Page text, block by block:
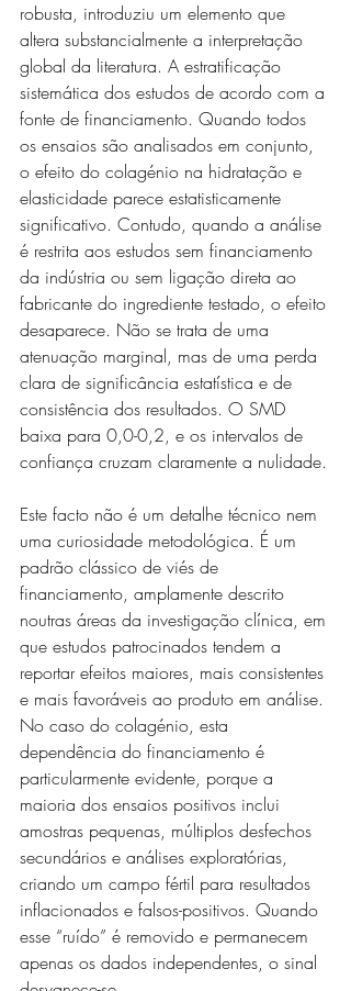
robusta, introduziu um elemento que
altera substancialmente a interpretação
global da literatura. A estratificação
sistemática dos estudos de acordo com a
fonte de financiamento. Quando todos
os ensaios são analisados em conjunto,
o efeito do colagénio na hidratação e
elasticidade parece estatisticamente
significativo. Contudo, quando a análise
é restrita aos estudos sem financiamento
da indústria ou sem ligação direta ao
fabricante do ingrediente testado, o efeito
desaparece. Não se trata de uma
atenuação marginal, mas de uma perda
clara de significância estatística e de
consistência dos resultados. O SMD
baixa para 0,0-0,2, e os intervalos de
confiança cruzam claramente a nulidade.
Este facto não é um detalhe técnico nem
uma curiosidade metodológica. É um
padrão clássico de viés de
financiamento, amplamente descrito
noutras áreas da investigação clínica, em
que estudos patrocinados tendem a
reportar efeitos maiores, mais consistentes
e mais favoráveis ao produto em análise.
No caso do colagénio, esta
dependência do financiamento é
particularmente evidente, porque a
maioria dos ensaios positivos inclui
amostras pequenas, múltiplos desfechos
secundários e análises exploratórias,
criando um campo fértil para resultados
inflacionados e falsos-positivos. Quando
esse “ruído” é removido e permanecem
apenas os dados independentes, o sinal